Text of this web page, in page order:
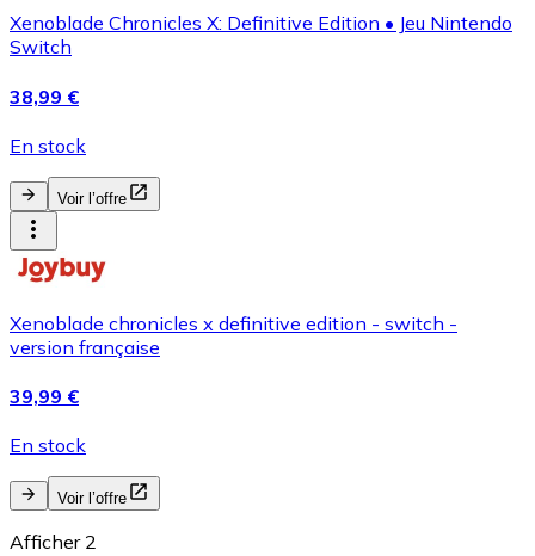
Xenoblade Chronicles X: Definitive Edition • Jeu Nintendo
Switch
38,99 €
En stock
Voir l’offre
Xenoblade chronicles x definitive edition - switch -
version française
39,99 €
En stock
Voir l’offre
Afficher 2